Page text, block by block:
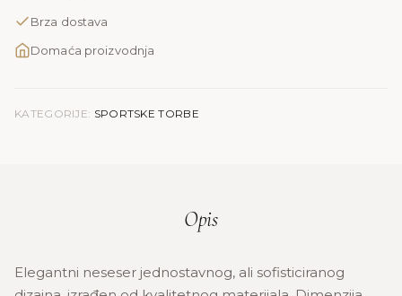
Brza dostava
Domaća proizvodnja
KATEGORIJE: SPORTSKE TORBE
Opis
Elegantni neseser jednostavnog, ali sofisticiranog